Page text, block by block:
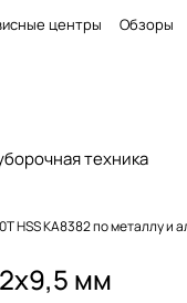
центры Обзоры
техника
HSS KA8382 по металлу и
мм